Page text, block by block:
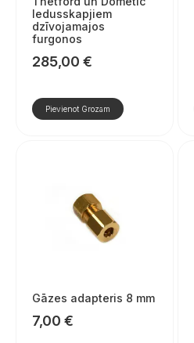
ledusskapjiem
dzīvojamajos
furgonos
285,00 €
Pievienot Grozam
Gāzes adapteris 8 mm
7,00 €